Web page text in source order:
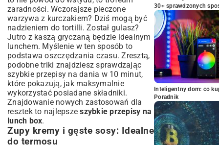
zaradności. Wczorajsze pieczone
warzywa z kurczakiem? Dziś mogą być
nadzieniem do tortilli. Został gulasz?
Jutro z kaszą gryczaną będzie idealnym
lunchem. Myślenie w ten sposób to
podstawa oszczędzania czasu. Zresztą,
podobne triki znajdziesz sprawdzając
szybkie przepisy na dania w 10 minut,
które pokazują, jak maksymalnie
wykorzystać posiadane składniki.
Znajdowanie nowych zastosowań dla
resztek to najlepszeszybkie przepisy na
lunch box.
Zupy kremy i gęste sosy: Idealne
do termosu
30+ sprawdzonych
Inteligentny dom: co
Poradnik